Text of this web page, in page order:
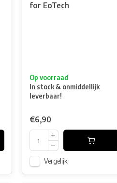
for EoTech
Op voorraad
In stock & onmiddellijk
leverbaar!
€6,90
Vergelijk